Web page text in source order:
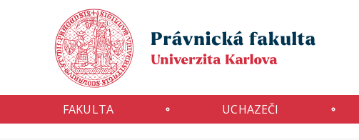
FAKULTA UCHAZEČI